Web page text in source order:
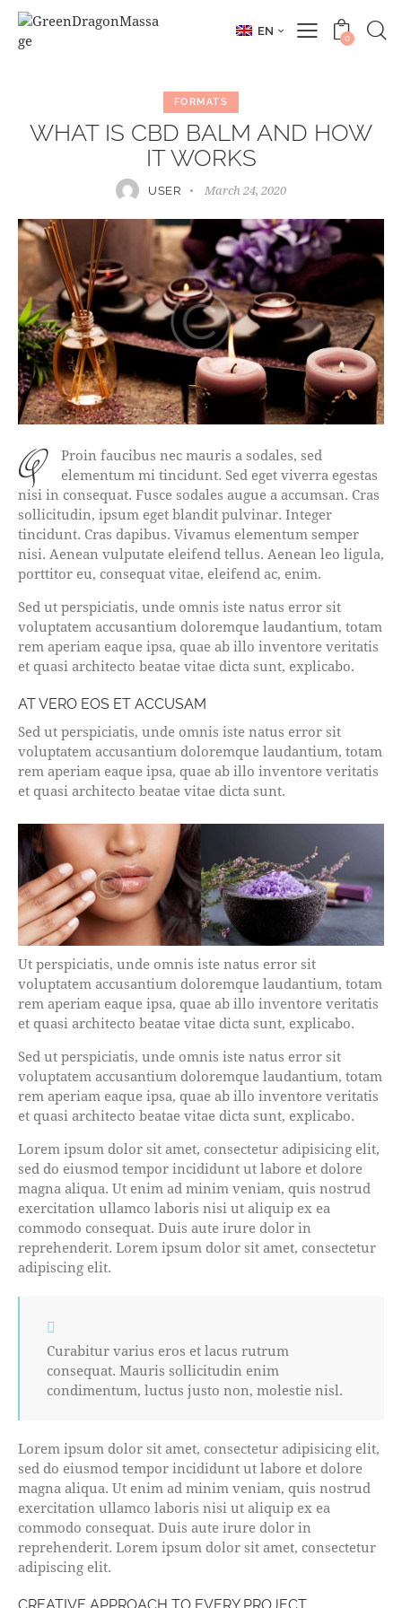
EN
0
FORMATS
WHAT IS CBD BALM AND HOW
IT WORKS
USER March 24, 2020
q
Proin faucibus nec mauris a sodales, sed
elementum mi tincidunt. Sed eget viverra egestas
nisi in consequat. Fusce sodales augue a accumsan. Cras
sollicitudin, ipsum eget blandit pulvinar. Integer
tincidunt. Cras dapibus. Vivamus elementum semper
nisi. Aenean vulputate eleifend tellus. Aenean leo ligula,
porttitor eu, consequat vitae, eleifend ac, enim.
Sed ut perspiciatis, unde omnis iste natus error sit
voluptatem accusantium doloremque laudantium, totam
rem aperiam eaque ipsa, quae ab illo inventore veritatis
et quasi architecto beatae vitae dicta sunt, explicabo.
AT VERO EOS ET ACCUSAM
Sed ut perspiciatis, unde omnis iste natus error sit
voluptatem accusantium doloremque laudantium, totam
rem aperiam eaque ipsa, quae ab illo inventore veritatis
et quasi architecto beatae vitae dicta sunt.
Ut perspiciatis, unde omnis iste natus error sit
voluptatem accusantium doloremque laudantium, totam
rem aperiam eaque ipsa, quae ab illo inventore veritatis
et quasi architecto beatae vitae dicta sunt, explicabo.
Sed ut perspiciatis, unde omnis iste natus error sit
voluptatem accusantium doloremque laudantium, totam
rem aperiam eaque ipsa, quae ab illo inventore veritatis
et quasi architecto beatae vitae dicta sunt, explicabo.
Lorem ipsum dolor sit amet, consectetur adipisicing elit,
sed do eiusmod tempor incididunt ut labore et dolore
magna aliqua. Ut enim ad minim veniam, quis nostrud
exercitation ullamco laboris nisi ut aliquip ex ea
commodo consequat. Duis aute irure dolor in
reprehenderit. Lorem ipsum dolor sit amet, consectetur
adipiscing elit.
Curabitur varius eros et lacus rutrum
consequat. Mauris sollicitudin enim
condimentum, luctus justo non, molestie nisl.
Lorem ipsum dolor sit amet, consectetur adipisicing elit,
sed do eiusmod tempor incididunt ut labore et dolore
magna aliqua. Ut enim ad minim veniam, quis nostrud
exercitation ullamco laboris nisi ut aliquip ex ea
commodo consequat. Duis aute irure dolor in
reprehenderit. Lorem ipsum dolor sit amet, consectetur
adipiscing elit.